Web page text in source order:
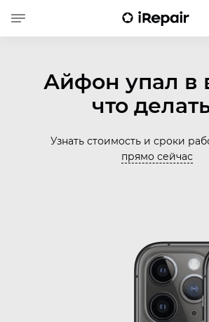
Айфон упал в
что
Узнать стоимость и сроки
прямо сейчас